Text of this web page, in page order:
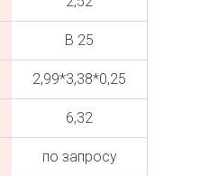
В 25
2,99*3,38*0,25
6,32
по запросу